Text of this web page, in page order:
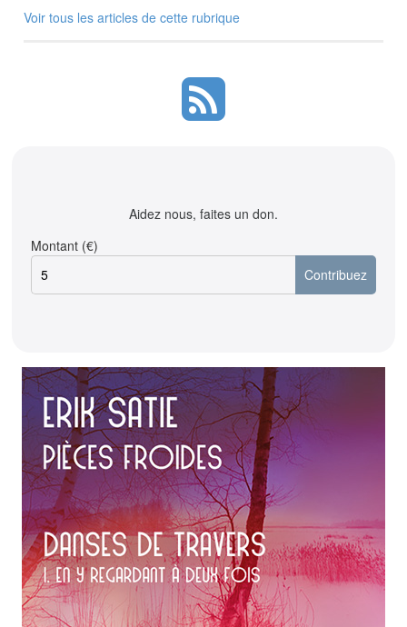
Voir tous les articles de cette rubrique
Aidez nous, faites un don.
Montant (€)